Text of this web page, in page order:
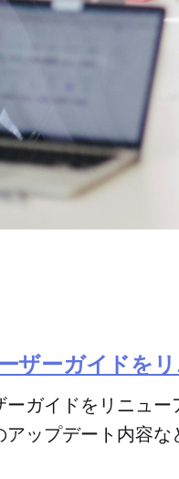
ザーガイドを
ーガイドをリニュー
アップデート内容